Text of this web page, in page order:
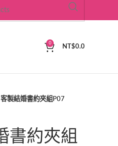
0
NT$0.0
客製結婚書約夾組P07
書約夾組